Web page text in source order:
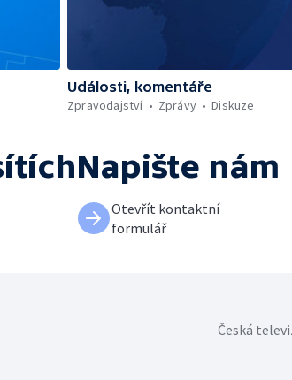
Události, komentáře
Zpravodajství
Zprávy Diskuze
Napište nám
Otevřít kontaktní
formulář
Česká